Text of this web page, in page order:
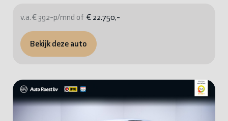
v.a. € 392-p/mnd of € 22.750,-
Bekijk deze auto